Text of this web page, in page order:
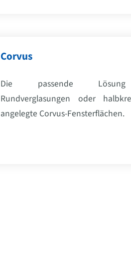
Corvus
Die passende
Rundverglasungen oder
angelegte Corvus-Fensterflächen.